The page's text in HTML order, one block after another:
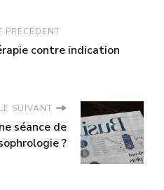
PRÉCÉDENT
contre indication
SUIVANT
séance de
?